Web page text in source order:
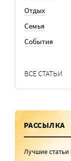
Отдых
Семья
События
ВСЕ СТАТЬИ
РАССЫЛКА
Лучшие